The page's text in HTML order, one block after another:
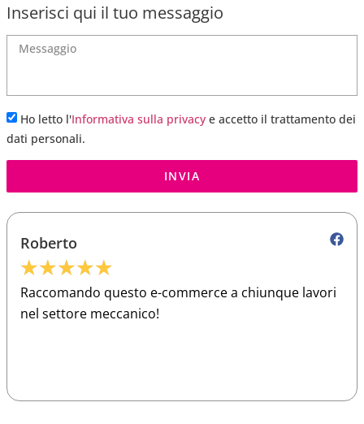
Inserisci qui il tuo messaggio
Ho letto l'Informativa sulla privacy e accetto il trattamento dei
dati personali.
INVIA
Roberto
★★★★★
Raccomando questo e-commerce a chiunque lavori
nel settore meccanico!